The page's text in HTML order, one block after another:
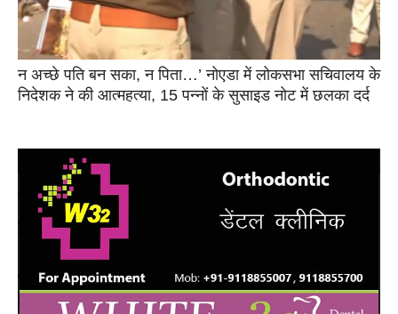
न अच्छे पति बन सका, न पिता…’ नोएडा में लोकसभा सचिवालय के
निदेशक ने की आत्महत्या, 15 पन्नों के सुसाइड नोट में छलका दर्द